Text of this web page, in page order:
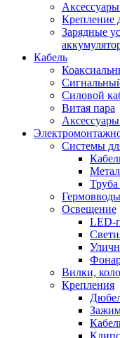
Крепление
Зарядные
Кабель
Силовой
Витая пара
Системы
Освещение
LED-
Вилки,
Крепления